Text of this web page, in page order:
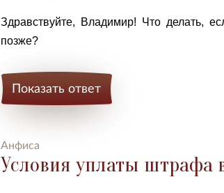
Здравствуйте, Владимир! Что делать,
позже?
Показать ответ
Анфиса
Условия уплаты штрафа